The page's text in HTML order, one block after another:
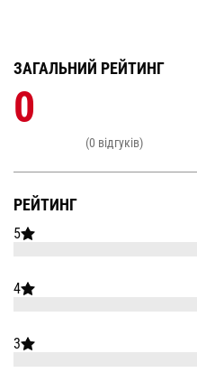
РЕЙТИНГ
5
4
3
ЗАГАЛЬНИЙ РЕЙТИНГ
0
(0 відгуків)